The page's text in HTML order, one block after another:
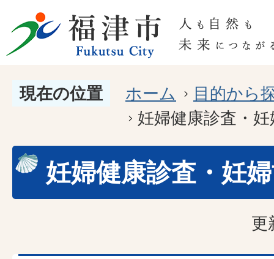
現在の位置 ホーム
目的から
妊婦健康診査・
妊婦健康診査・妊
更